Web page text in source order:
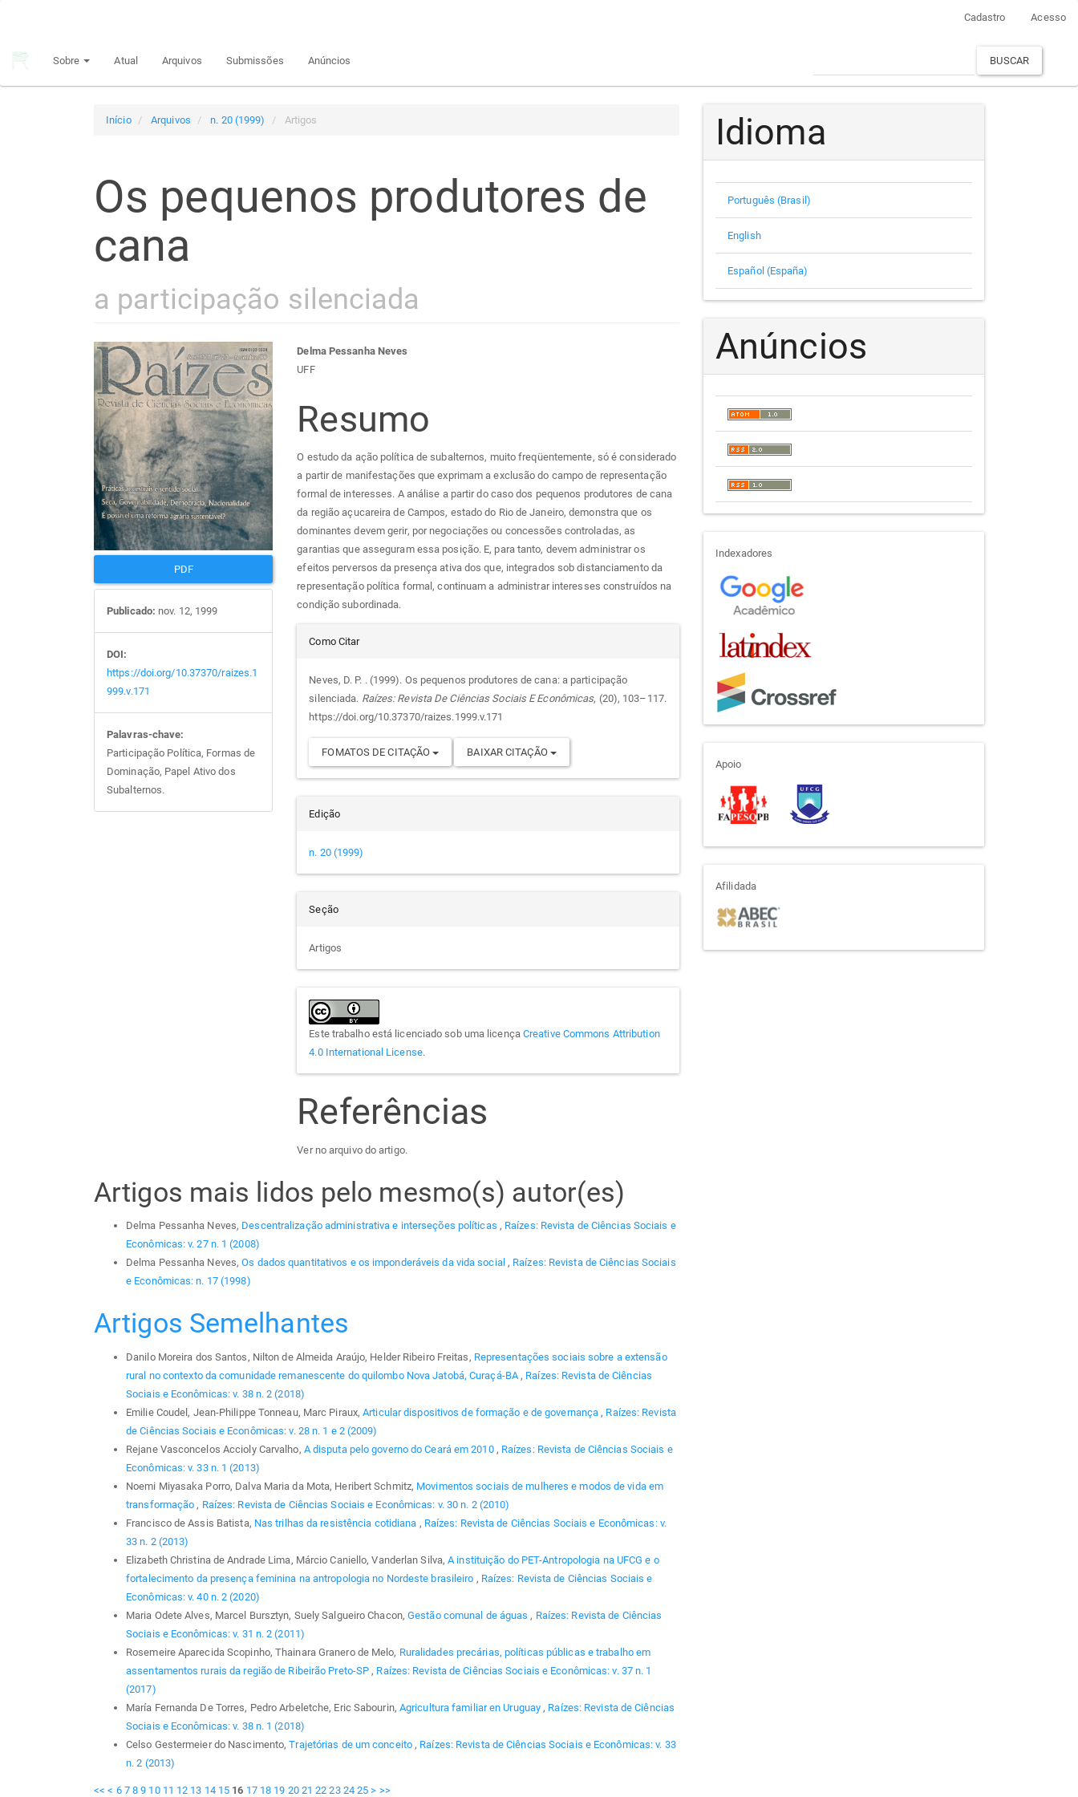
principal
Cadastro Acesso
Sobre Atual Arquivos Submissões Anúncios BUSCAR
Início Arquivos n. 20 (1999) Artigos
Os pequenos produtores de
cana
a participação silenciada
Barra
lateral
de
artigos
PDF
Publicado: nov. 12, 1999
DOI:
https://doi.org/10.37370/raizes.1
999.v.171
Palavras-chave:
Participação Política, Formas de
Dominação, Papel Ativo dos
Subalternos.
Conteúdo
do
artigo
principal
Delma Pessanha Neves
UFF
Resumo
O estudo da ação política de subalternos, muito freqüentemente, só é considerado
a partir de manifestações que exprimam a exclusão do campo de representação
formal de interesses. A análise a partir do caso dos pequenos produtores de cana
da região açucareira de Campos, estado do Rio de Janeiro, demonstra que os
dominantes devem gerir, por negociações ou concessões controladas, as
garantias que asseguram essa posição. E, para tanto, devem administrar os
efeitos perversos da presença ativa dos que, integrados sob distanciamento da
representação política formal, continuam a administrar interesses construídos na
condição subordinada.
Detalhes
do
artigo
Como Citar
Neves, D. P. . (1999). Os pequenos produtores de cana: a participação
silenciada. Raízes: Revista De Ciências Sociais E Econômicas, (20), 103–117.
https://doi.org/10.37370/raizes.1999.v.171
FOMATOS DE CITAÇÃO BAIXAR CITAÇÃO
Edição
n. 20 (1999)
Seção
Artigos
Este trabalho está licenciado sob uma licença Creative Commons Attribution
4.0 International License.
Referências
Ver no arquivo do artigo.
Artigos mais lidos pelo mesmo(s) autor(es)
Delma Pessanha Neves, Descentralização administrativa e interseções políticas , Raízes: Revista de Ciências Sociais e
Econômicas: v. 27 n. 1 (2008)
Delma Pessanha Neves,Os dados quantitativos e os imponderáveis da vida social , Raízes: Revista de Ciências Sociais
e Econômicas: n. 17 (1998)
Artigos Semelhantes
Danilo Moreira dos Santos, Nilton de Almeida Araújo, Helder Ribeiro Freitas, Representações sociais sobre a extensão
rural no contexto da comunidade remanescente do quilombo Nova Jatobá, Curaçá-BA , Raízes: Revista de Ciências
Sociais e Econômicas: v. 38 n. 2 (2018)
Emilie Coudel, Jean-Philippe Tonneau, Marc Piraux,Articular dispositivos de formação e de governança , Raízes: Revista
de Ciências Sociais e Econômicas: v. 28 n. 1 e 2 (2009)
Rejane Vasconcelos Accioly Carvalho, A disputa pelo governo do Ceará em 2010 , Raízes: Revista de Ciências Sociais e
Econômicas: v. 33 n. 1 (2013)
Noemi Miyasaka Porro, Dalva Maria da Mota, Heribert Schmitz, Movimentos sociais de mulheres e modos de vida em
transformação , Raízes: Revista de Ciências Sociais e Econômicas: v. 30 n. 2 (2010)
Francisco de Assis Batista, Nas trilhas da resistência cotidiana , Raízes: Revista de Ciências Sociais e Econômicas: v.
33 n. 2 (2013)
Elizabeth Christina de Andrade Lima, Márcio Caniello, Vanderlan Silva,A instituição do PET-Antropologia na UFCG e o
fortalecimento da presença feminina na antropologia no Nordeste brasileiro , Raízes: Revista de Ciências Sociais e
Econômicas: v. 40 n. 2 (2020)
Maria Odete Alves, Marcel Bursztyn, Suely Salgueiro Chacon,Gestão comunal de águas , Raízes: Revista de Ciências
Sociais e Econômicas: v. 31 n. 2 (2011)
Rosemeire Aparecida Scopinho, Thainara Granero de Melo, Ruralidades precárias, políticas públicas e trabalho em
assentamentos rurais da região de Ribeirão Preto-SP , Raízes: Revista de Ciências Sociais e Econômicas: v. 37 n. 1
(2017)
María Fernanda De Torres, Pedro Arbeletche, Eric Sabourin, Agricultura familiar en Uruguay , Raízes: Revista de Ciências
Sociais e Econômicas: v. 38 n. 1 (2018)
Celso Gestermeier do Nascimento,Trajetórias de um conceito , Raízes: Revista de Ciências Sociais e Econômicas: v. 33
n. 2 (2013)
<< < 6 7 8 9 10 11 12 13 14 15 16 17 18 19 20 21 22 23 24 25 > >>
Idioma
Português (Brasil)
English
Español (España)
Anúncios
indexadores
Indexadores
apoio
Apoio
afiliada
Afilidada